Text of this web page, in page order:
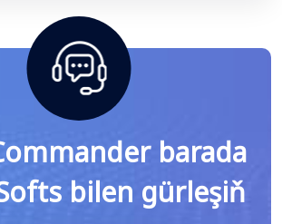
barada
bilen gürleşiň